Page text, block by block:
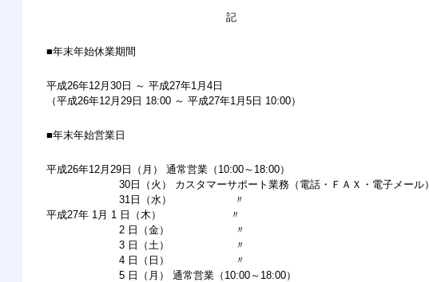
記
■年末年始休業期間
平成26年12月30日 ～ 平成27年1月4日
（平成26年12月29日 18:00 ～ 平成27年1月5日 10:00）
■年末年始営業日
平成26年12月29日（月） 通常営業（10:00～18:00）
30日（火） カスタマーサポート業務（電話・ＦＡＸ・電子メール
31日（水） 〃
平成27年 1月 1 日（木） 〃
2 日（金） 〃
3 日（土） 〃
4 日（日） 〃
5 日（月） 通常営業（10:00～18:00）